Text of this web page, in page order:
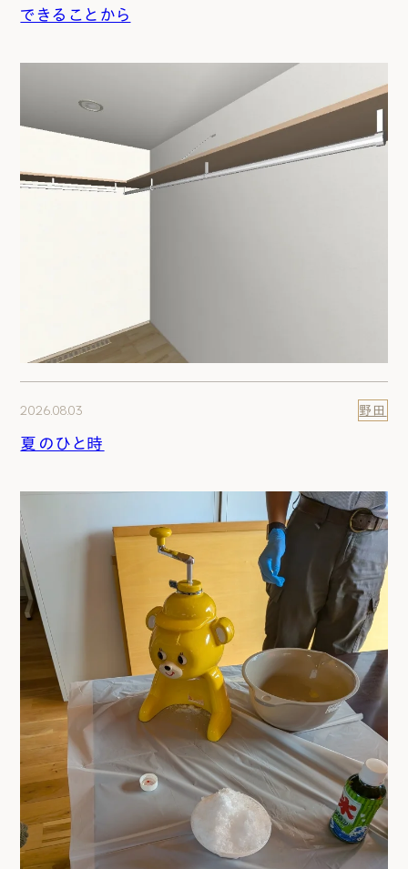
できることから
2026.08.03 野田
夏のひと時